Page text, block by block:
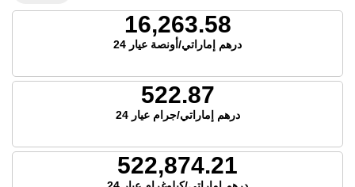
16,263.58
درهم إماراتي/أونصة عيار 24
522.87
درهم إماراتي/جرام عيار 24
522,874.21